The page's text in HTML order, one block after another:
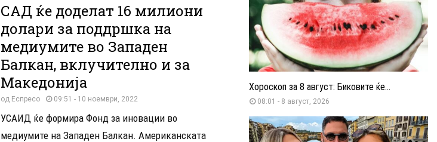
САД ќе доделат 16 милиони
долари за поддршка на
медиумите во Западен
Балкан, вклучително и за
Македонија
од Еспресо 09:51 - 10 ноември, 2022
УСАИД ќе формира Фонд за иновации во
медиумите на Западен Балкан. Американската
Хороскоп за 8 август: Биковите ќе...
08:01 - 8 август, 2026